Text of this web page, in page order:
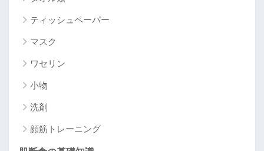
ティッシュペーパー
マスク
ワセリン
小物
洗剤
顔筋トレーニング